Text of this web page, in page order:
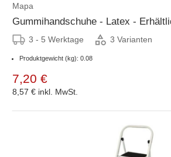
Mapa
Gummihandschuhe - Latex -
3 - 5 Werktage 3 Varianten
Produktgewicht (kg): 0.08
7,20 €
8,57 € inkl. MwSt.